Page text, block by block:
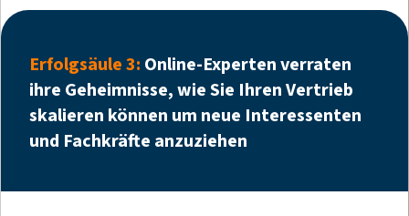
Erfolgsäule 3: Online-Experten verraten
ihre Geheimnisse, wie Sie Ihren Vertrieb
skalieren können um neue Interessenten
und Fachkräfte anzuziehen